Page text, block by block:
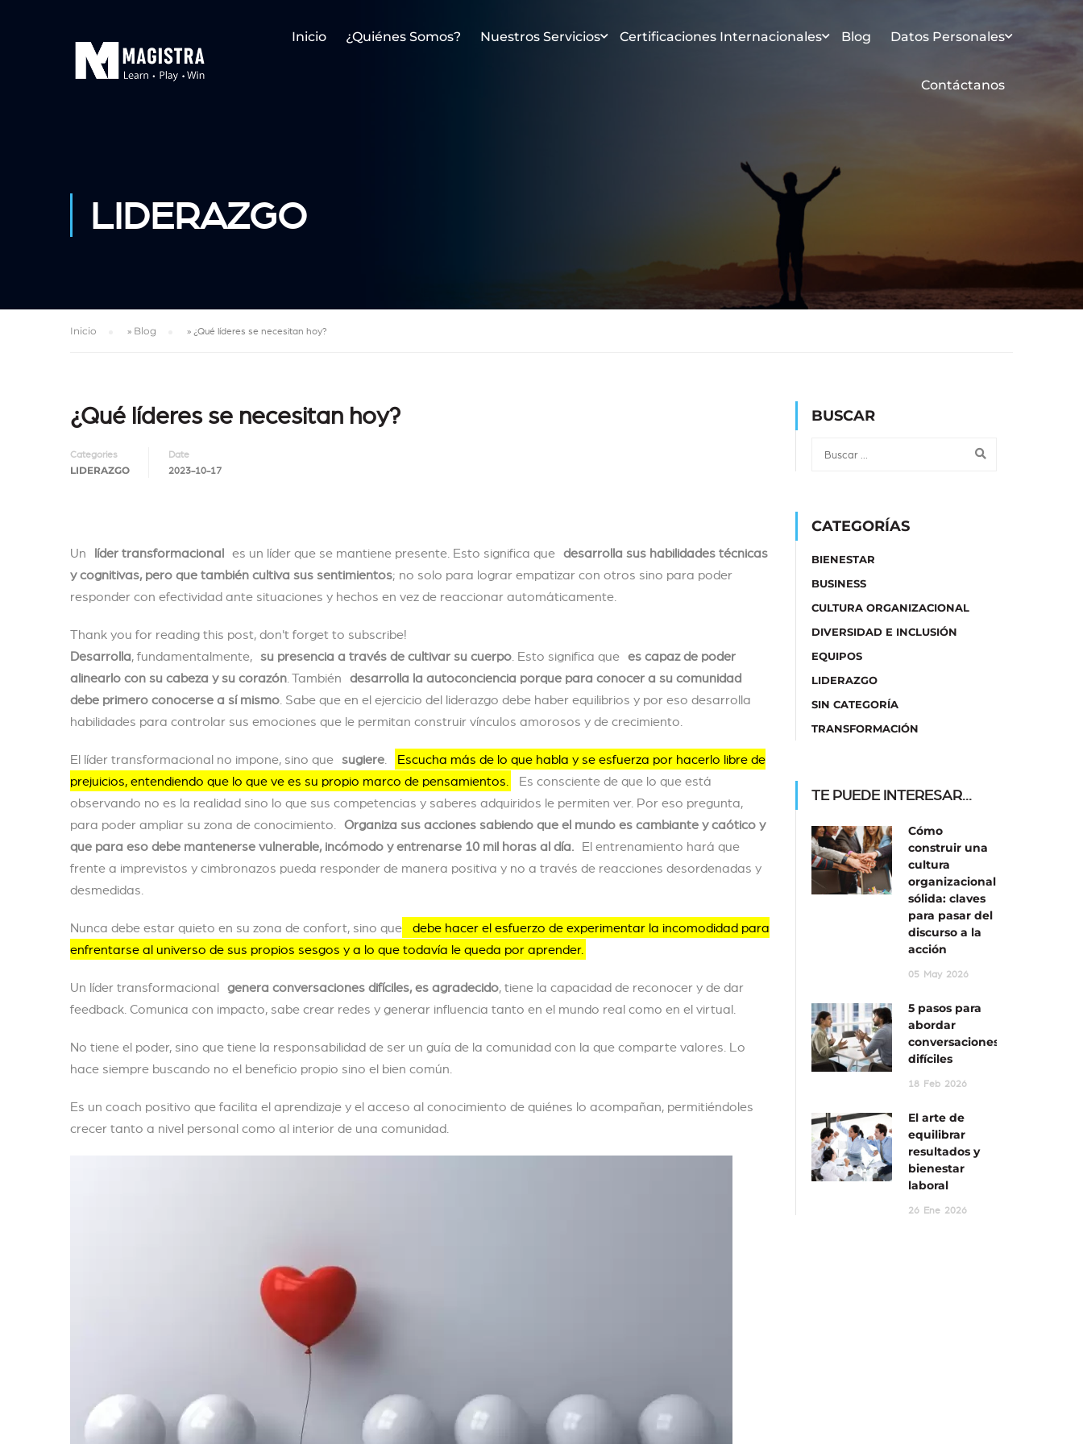
Inicio ¿Quiénes Somos? Nuestros Servicios Certificaciones Internacionales Blog Datos Personales
Contáctanos
LIDERAZGO
Inicio » Blog » ¿Qué líderes se necesitan hoy?
¿Qué líderes se necesitan hoy?
Categories
LIDERAZGO
Date
2023-10-17
Un líder transformacional es un líder que se mantiene presente. Esto significa que desarrolla sus habilidades técnicas
y cognitivas, pero que también cultiva sus sentimientos; no solo para lograr empatizar con otros sino para poder
responder con efectividad ante situaciones y hechos en vez de reaccionar automáticamente.
Thank you for reading this post, don't forget to subscribe!
Desarrolla, fundamentalmente, su presencia a través de cultivar su cuerpo. Esto significa que es capaz de poder
alinearlo con su cabeza y su corazón. También desarrolla la autoconciencia porque para conocer a su comunidad
debe primero conocerse a sí mismo. Sabe que en el ejercicio del liderazgo debe haber equilibrios y por eso desarrolla
habilidades para controlar sus emociones que le permitan construir vínculos amorosos y de crecimiento.
El líder transformacional no impone, sino que sugiere.
Escucha más de lo que habla y se esfuerza por hacerlo libre de
prejuicios, entendiendo que lo que ve es su propio marco de pensamientos.
Es consciente de que lo que está
observando no es la realidad sino lo que sus competencias y saberes adquiridos le permiten ver. Por eso pregunta,
para poder ampliar su zona de conocimiento. Organiza sus acciones sabiendo que el mundo es cambiante y caótico y
que para eso debe mantenerse vulnerable, incómodo y entrenarse 10 mil horas al día. El entrenamiento hará que
frente a imprevistos y cimbronazos pueda responder de manera positiva y no a través de reacciones desordenadas y
desmedidas.
Nunca debe estar quieto en su zona de confort, sino que
debe hacer el esfuerzo de experimentar la incomodidad para
enfrentarse al universo de sus propios sesgos y a lo que todavía le queda por aprender.
Un líder transformacional genera conversaciones difíciles, es agradecido, tiene la capacidad de reconocer y de dar
feedback. Comunica con impacto, sabe crear redes y generar influencia tanto en el mundo real como en el virtual.
No tiene el poder, sino que tiene la responsabilidad de ser un guía de la comunidad con la que comparte valores. Lo
hace siempre buscando no el beneficio propio sino el bien común.
Es un coach positivo que facilita el aprendizaje y el acceso al conocimiento de quiénes lo acompañan, permitiéndoles
crecer tanto a nivel personal como al interior de una comunidad.
BUSCAR
CATEGORÍAS
BIENESTAR
BUSINESS
CULTURA ORGANIZACIONAL
DIVERSIDAD E INCLUSIÓN
EQUIPOS
LIDERAZGO
SIN CATEGORÍA
TRANSFORMACIÓN
TE PUEDE INTERESAR...
Cómo
construir una
cultura
organizacional
sólida: claves
para pasar del
discurso a la
acción
05 May 2026
5 pasos para
abordar
conversaciones
difíciles
18 Feb 2026
El arte de
equilibrar
resultados y
bienestar
laboral
26 Ene 2026